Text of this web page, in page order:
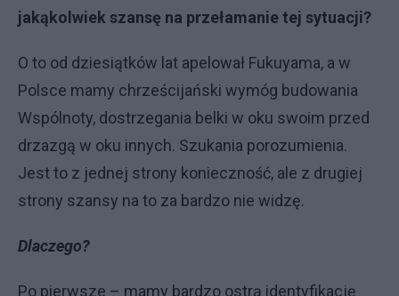
jakąkolwiek szansę na przełamanie tej sytuacji?
O to od dziesiątków lat apelował Fukuyama, a w
Polsce mamy chrześcijański wymóg budowania
Wspólnoty, dostrzegania belki w oku swoim przed
drzazgą w oku innych. Szukania porozumienia.
Jest to z jednej strony konieczność, ale z drugiej
strony szansy na to za bardzo nie widzę.
Dlaczego?
Po pierwsze – mamy bardzo ostrą identyfikację